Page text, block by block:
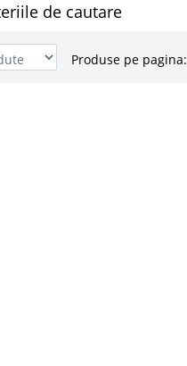
de cautare
Produse pe pagina: